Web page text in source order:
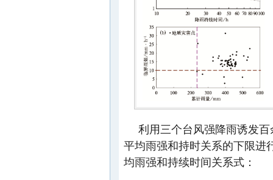
利用三个台风强降雨诱发
平均雨强和持时关系的下限进
均雨强和持续时间关系式：